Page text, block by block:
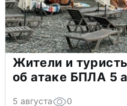
Жители и
об атаке БПЛА 5
5 августа 0